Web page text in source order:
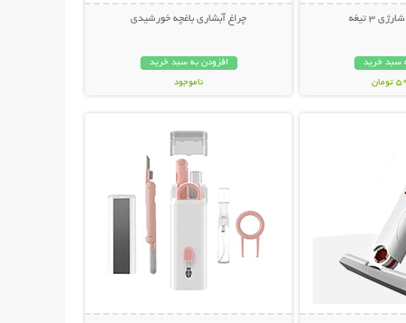
3 تیغه
سبد خرید
چراغ آبشاری باغچه خورشیدی
افزودن به سبد خرید
ناموجود